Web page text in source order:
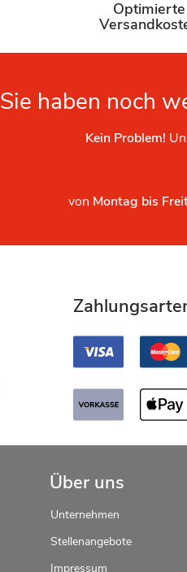
Optimierte
Sie haben noch
Kein Problem!
von Montag bis
Über uns
Unternehmen
Stellenangebote
Impressum